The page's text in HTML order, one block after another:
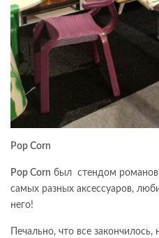
Pop Corn
Pop Corn был стендом
самых разных аксессуаров,
него!
Печально, что все